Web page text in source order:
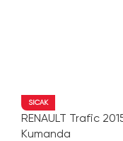
SICAK
RENAULT Trafic
Kumanda